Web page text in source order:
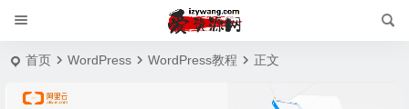
首页 WordPress WordPress教程 正文